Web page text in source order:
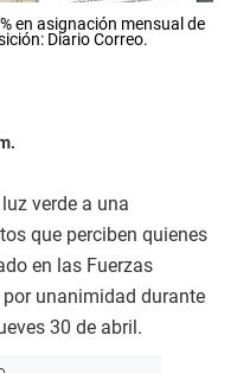
en asignación mensual de
Diario Correo.
verde a una
que perciben quienes
en las Fuerzas
unanimidad durante
30 de abril.